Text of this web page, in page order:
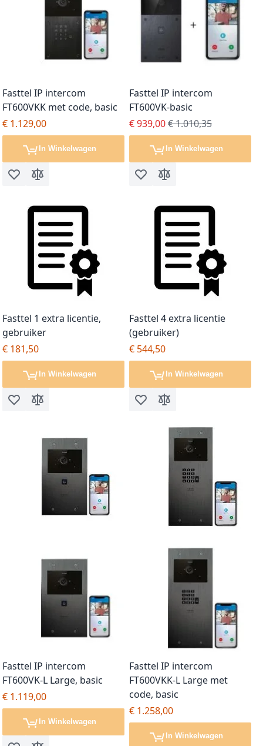
Fasttel IP intercom
FT600VKK met code, basic
€ 1.129,00
In Winkelwagen
Voeg toe aan verlanglijst
Toevoegen om te vergelijken
Fasttel IP intercom
FT600VK-basic
Special Price
€ 939,00Regular Price
€ 1.010,35
In Winkelwagen
Voeg toe aan verlanglijst
Toevoegen om te
Fasttel 1 extra licentie,
gebruiker
€ 181,50
In Winkelwagen
Voeg toe aan verlanglijst
Toevoegen om te vergelijken
Fasttel 4 extra licentie
(gebruiker)
€ 544,50
In Winkelwagen
Voeg toe aan verlanglijst
Toevoegen om te
Fasttel IP intercom
FT600VK-L Large, basic
€ 1.119,00
In Winkelwagen
Fasttel IP intercom
FT600VKK-L Large met
code, basic
€ 1.258,00
In Winkelwagen